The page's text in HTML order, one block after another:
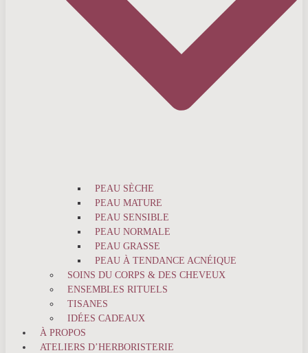
PEAU SÈCHE
PEAU MATURE
PEAU SENSIBLE
PEAU NORMALE
PEAU GRASSE
PEAU À TENDANCE ACNÉIQUE
SOINS DU CORPS & DES CHEVEUX
ENSEMBLES RITUELS
TISANES
IDÉES CADEAUX
À PROPOS
ATELIERS D’HERBORISTERIE